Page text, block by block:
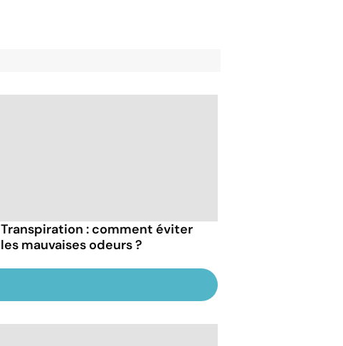
Transpiration : comment éviter
les mauvaises odeurs ?